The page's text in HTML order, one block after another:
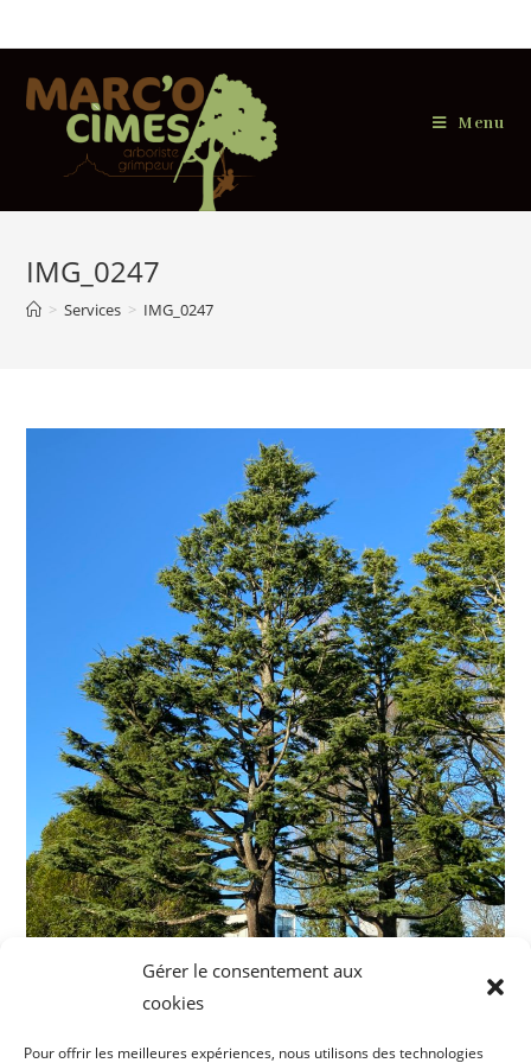
Gérer le consentement aux
cookies
Pour offrir les meilleures expériences, nous utilisons des technologies
to
content
Menu
IMG_0247
> Services > IMG_0247